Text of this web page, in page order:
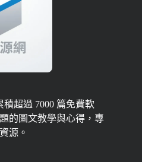
積超過 7000 篇免費軟
的圖文教學與心得，專
源。